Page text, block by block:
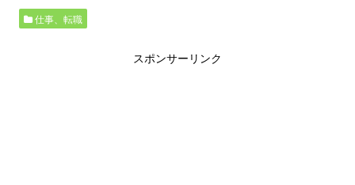
仕事、転職
スポンサーリンク